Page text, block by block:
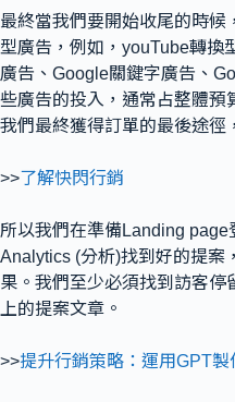
最終當我們要開始收尾的時候
型廣告，例如，youTube轉換
廣告、Google關鍵字廣告、
些廣告的投入，通常占整體預
我們最終獲得訂單的最後途徑
>>了解快閃行銷
所以我們在準備Landing page
Analytics (分析)找到好的提案
果。我們至少必須找到訪客停
上的提案文章。
>>提升行銷策略：運用GPT